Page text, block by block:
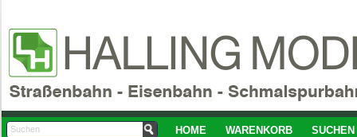
HOME WARENKORB SUCHEN